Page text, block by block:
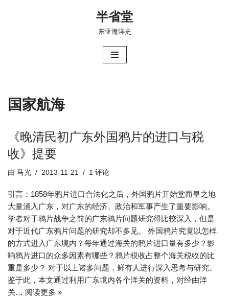
半省堂
东亚海洋史
国家航海
《晚清民初广东外国鸦片的进口与税
收》提要
由 马光 2013-11-21 1 评论
引言：1858年鸦片进口合法化之后，外国鸦片开始堂而皇之地
大量涌入广东，对广东的经济、政治和军事产生了重要影响。
学者对于鸦片战争之前的广东鸦片问题研究得比较深入，但是
对于近代广东鸦片问题的研究却不多见。 外国鸦片究竟以怎样
的方式进入广东境内？每年通过海关的鸦片进口量有多少？影
响鸦片进口的众多因素有哪些？鸦片税收占整个海关税收的比
重是多少？ 对于以上诸多问题，鲜有人进行深入思考与研究。
鉴于此，本文通过利用广东境内各个洋关的资料，对经由洋
关… 阅读更多 »